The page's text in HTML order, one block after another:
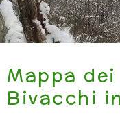
Mappa
Bivacchi